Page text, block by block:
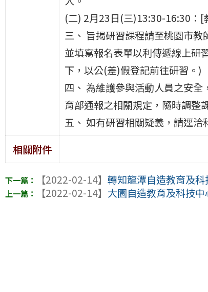
(二) 2月23日(三)13:30-16:30：[
三、 旨揭研習課程請至桃園市
並填寫報名表單以利傳遞線上研
下，以公(差)假登記前往研習。)
四、 為維護參與活動人員之安
育部通報之相關規定，隨時調整
五、 如有研習相關疑義，請逕
相關附件
【2022-02-14】轉知龍潭自造教育及
【2022-02-14】 大園自造教育及科技